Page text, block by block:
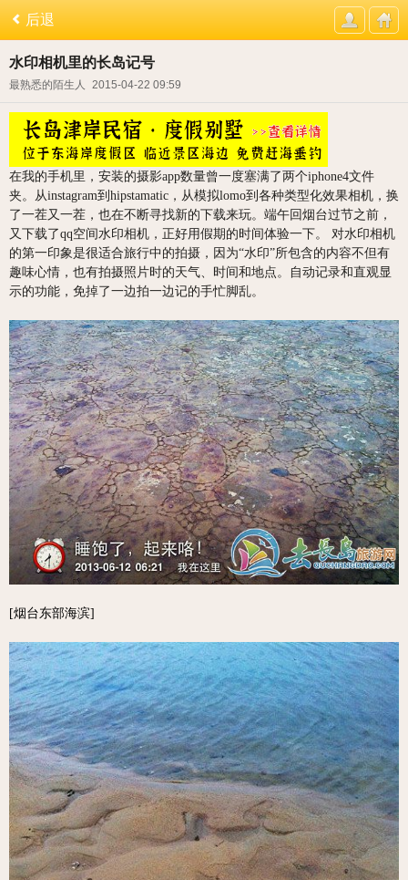
后退
水印相机里的长岛记号
最熟悉的陌生人 2015-04-22 09:59
在我的手机里，安装的摄影app数量曾一度塞满了两个iphone4文件
夹。从instagram到hipstamatic，从模拟lomo到各种类型化效果相机，换
了一茬又一茬，也在不断寻找新的下载来玩。端午回烟台过节之前，
又下载了qq空间水印相机，正好用假期的时间体验一下。 对水印相机
的第一印象是很适合旅行中的拍摄，因为“水印”所包含的内容不但有
趣味心情，也有拍摄照片时的天气、时间和地点。自动记录和直观显
示的功能，免掉了一边拍一边记的手忙脚乱。
[烟台东部海滨]